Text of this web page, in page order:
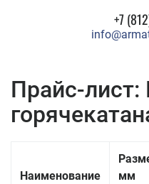
+7
Прайс-лист:
Наименование
мм